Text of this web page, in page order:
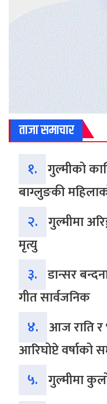
ताजा समाचार
१. गुल्मीको
बाग्लुङकी
२. गुल्मीमा
मृत्यु
३. डान्सर
गीत सार्वजनिक
४. आज राति र
आरिघोप्टे वर्षाको
५. गुल्मीमा